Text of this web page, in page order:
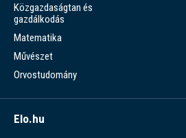
Közgazdaságtan és
gazdálkodás
Matematika
Művészet
Orvostudomány
Elo.hu